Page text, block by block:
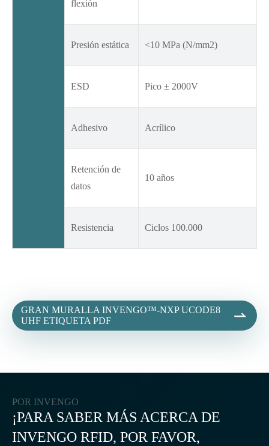
flexión
Presión estática <10 MPa (N/mm2)
ESD Pico ± 2000V
Adhesivo Acrílico
Retención de
datos
10 años
Resistencia Ciclos 100.000
GRAN MURALLA INVENGO™-NXP UCODE8
UHF ETIQUETA PDF

POR INVENGO
¡PARA SABER MÁS ACERCA DE
INVENGO RFID, POR FAVOR,